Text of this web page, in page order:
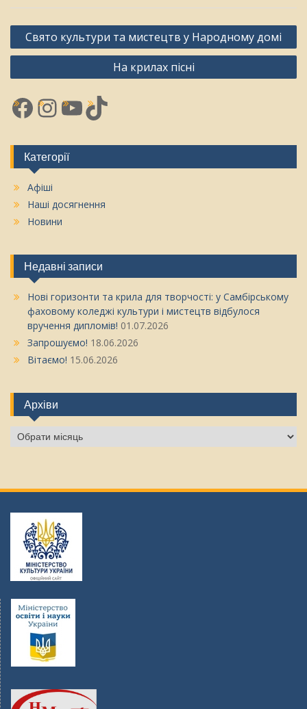
Навігація
записів
Свято культури та мистецтв у Народному домі
На крилах пісні
Facebook
Instagram
YouTube
TikTok
Категорії
Афіші
Наші досягнення
Новини
Недавні записи
Нові горизонти та крила для творчості: у Самбірському
фаховому коледжі культури і мистецтв відбулося
вручення дипломів! 01.07.2026
Запрошуємо! 18.06.2026
Вітаємо! 15.06.2026
Архіви
Архіви